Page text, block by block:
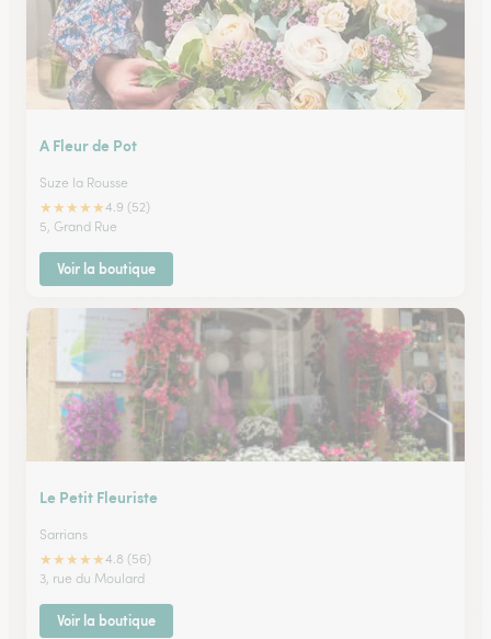
A Fleur de Pot
Suze la Rousse
★★★★★4.9 (52)
5, Grand Rue
Voir la boutique
Le Petit Fleuriste
Sarrians
★★★★★4.8 (56)
3, rue du Moulard
Voir la boutique